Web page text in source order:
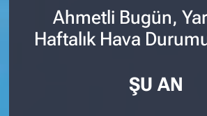
Ahmetli Bugün,
Haftalık Hava
ŞU AN
SINAVLAR
HAYATIN İÇİNDEN
UZMAN ÖĞRETMENLİK
İstanbul Trafik Yoğunluk
Süper Lig Puan Durumu ve